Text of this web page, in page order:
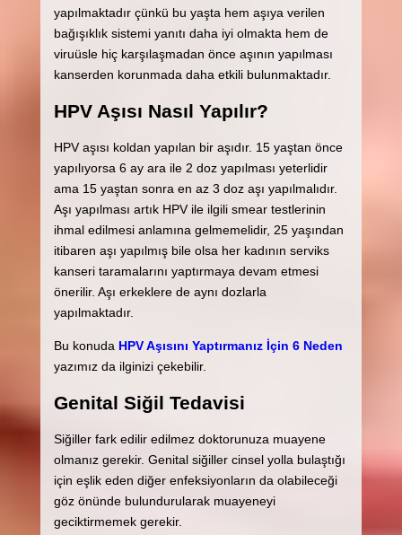
yapılmaktadır çünkü bu yaşta hem aşıya verilen
bağışıklık sistemi yanıtı daha iyi olmakta hem de
viruüsle hiç karşılaşmadan önce aşının yapılması
kanserden korunmada daha etkili bulunmaktadır.
HPV Aşısı Nasıl Yapılır?
HPV aşısı koldan yapılan bir aşıdır. 15 yaştan önce
yapılıyorsa 6 ay ara ile 2 doz yapılması yeterlidir
ama 15 yaştan sonra en az 3 doz aşı yapılmalıdır.
Aşı yapılması artık HPV ile ilgili smear testlerinin
ihmal edilmesi anlamına gelmemelidir, 25 yaşından
itibaren aşı yapılmış bile olsa her kadının serviks
kanseri taramalarını yaptırmaya devam etmesi
önerilir. Aşı erkeklere de aynı dozlarla
yapılmaktadır.
Bu konuda HPV Aşısını Yaptırmanız İçin 6 Neden
yazımız da ilginizi çekebilir.
Genital Siğil Tedavisi
Siğiller fark edilir edilmez doktorunuza muayene
olmanız gerekir. Genital siğiller cinsel yolla bulaştığı
için eşlik eden diğer enfeksiyonların da olabileceği
göz önünde bulundurularak muayeneyi
geciktirmemek gerekir.